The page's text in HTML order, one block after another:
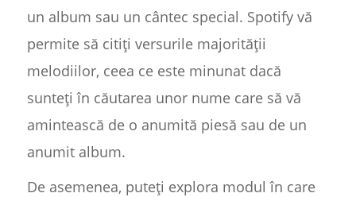
un album sau un cântec special. Spotify vă
permite să citiți versurile majorității
melodiilor, ceea ce este minunat dacă
sunteți în căutarea unor nume care să vă
amintească de o anumită piesă sau de un
anumit album.
De asemenea, puteți explora modul în care